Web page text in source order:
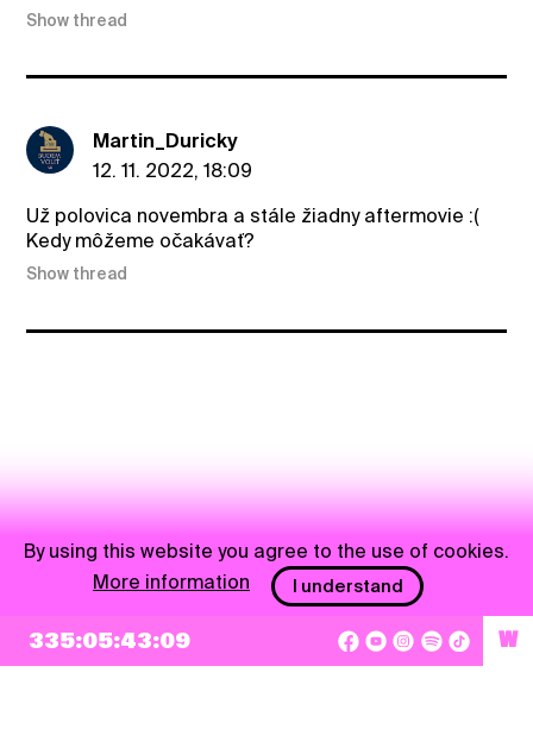
Show thread
Martin_Duricky
12. 11. 2022, 18:09
Už polovica novembra a stále žiadny aftermovie :(
Kedy môžeme očakávať?
Show thread
335:05:43:08 W
By using this website you agree to the use of cookies.
More information
I understand